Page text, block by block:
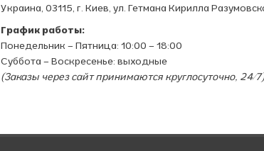
Украина, 03115, г. Киев, ул. Гетмана Кирилла
График работы:
Понедельник – Пятница: 10:00 – 18:00
Суббота – Воскресенье: выходные
(Заказы через сайт принимаются круглосуточно, 24/7)